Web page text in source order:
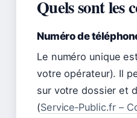
Quels sont les
Numéro de
Le numéro unique
votre opérateur). Il
sur votre dossier et
(Service‑Public.fr –